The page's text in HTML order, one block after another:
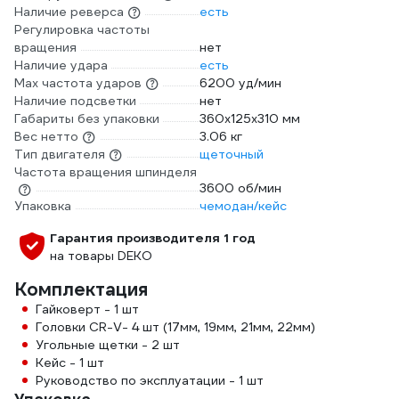
Наличие реверса
есть
Регулировка частоты
вращения
нет
Наличие удара
есть
Мах частота ударов
6200 уд/мин
Наличие подсветки
нет
Габариты без упаковки
360х125х310 мм
Вес нетто
3.06 кг
Тип двигателя
щеточный
Частота вращения шпинделя
3600 об/мин
Упаковка
чемодан/кейс
Гарантия производителя 1 год
на товары DEKO
Комплектация
Гайковерт - 1 шт
Головки CR-V- 4 шт (17мм, 19мм, 21мм, 22мм)
Угольные щетки - 2 шт
Кейс - 1 шт
Руководство по эксплуатации - 1 шт